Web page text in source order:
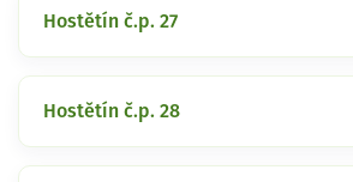
Hostětín č.p. 27
Hostětín č.p. 28